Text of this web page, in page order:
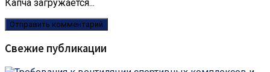
Капча загружается...
Свежие публикации